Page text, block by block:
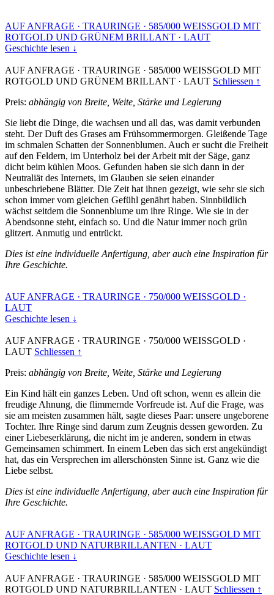
AUF ANFRAGE · TRAURINGE · 585/000 WEISSGOLD MIT
ROTGOLD UND GRÜNEM BRILLANT · LAUT
Geschichte lesen ↓
AUF ANFRAGE · TRAURINGE · 585/000 WEISSGOLD MIT
ROTGOLD UND GRÜNEM BRILLANT · LAUT Schliessen ↑
Preis: abhängig von Breite, Weite, Stärke und Legierung
Sie liebt die Dinge, die wachsen und all das, was damit verbunden
steht. Der Duft des Grases am Frühsommermorgen. Gleißende Tage
im schmalen Schatten der Sonnenblumen. Auch er sucht die Freiheit
auf den Feldern, im Unterholz bei der Arbeit mit der Säge, ganz
dicht beim kühlen Moos. Gefunden haben sie sich dann in der
Neutraliät des Internets, im Glauben sie seien einander
unbeschriebene Blätter. Die Zeit hat ihnen gezeigt, wie sehr sie sich
schon immer vom gleichen Gefühl genährt haben. Sinnbildlich
wächst seitdem die Sonnenblume um ihre Ringe. Wie sie in der
Abendsonne steht, einfach so. Und die Natur immer noch grün
glitzert. Anmutig und entrückt.
Dies ist eine individuelle Anfertigung, aber auch eine Inspiration für
Ihre Geschichte.
AUF ANFRAGE · TRAURINGE · 750/000 WEISSGOLD ·
LAUT
Geschichte lesen ↓
AUF ANFRAGE · TRAURINGE · 750/000 WEISSGOLD ·
LAUT Schliessen ↑
Preis: abhängig von Breite, Weite, Stärke und Legierung
Ein Kind hält ein ganzes Leben. Und oft schon, wenn es allein die
freudige Ahnung, die flimmernde Vorfreude ist. Auf die Frage, was
sie am meisten zusammen hält, sagte dieses Paar: unsere ungeborene
Tochter. Ihre Ringe sind darum zum Zeugnis dessen geworden. Zu
einer Liebeserklärung, die nicht im je anderen, sondern in etwas
Gemeinsamen schimmert. In einem Leben das sich erst angekündigt
hat, das ein Versprechen im allerschönsten Sinne ist. Ganz wie die
Liebe selbst.
Dies ist eine individuelle Anfertigung, aber auch eine Inspiration für
Ihre Geschichte.
AUF ANFRAGE · TRAURINGE · 585/000 WEISSGOLD MIT
ROTGOLD UND NATURBRILLANTEN · LAUT
Geschichte lesen ↓
AUF ANFRAGE · TRAURINGE · 585/000 WEISSGOLD MIT
ROTGOLD UND NATURBRILLANTEN · LAUT Schliessen ↑